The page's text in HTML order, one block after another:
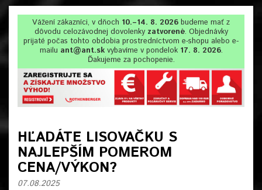
Vážení zákazníci, v dňoch 10.–14. 8. 2026 budeme mať z
dôvodu celozávodnej dovolenkyzatvorené. Objednávky
prijaté počas tohto obdobia prostredníctvom e-shopu alebo e-
mailu ant@ant.skvybavíme v pondelok 17. 8. 2026.
Ďakujeme za pochopenie.
HĽADÁTE LISOVAČKU S
NAJLEPŠÍM POMEROM
CENA/VÝKON?
07.08.2025